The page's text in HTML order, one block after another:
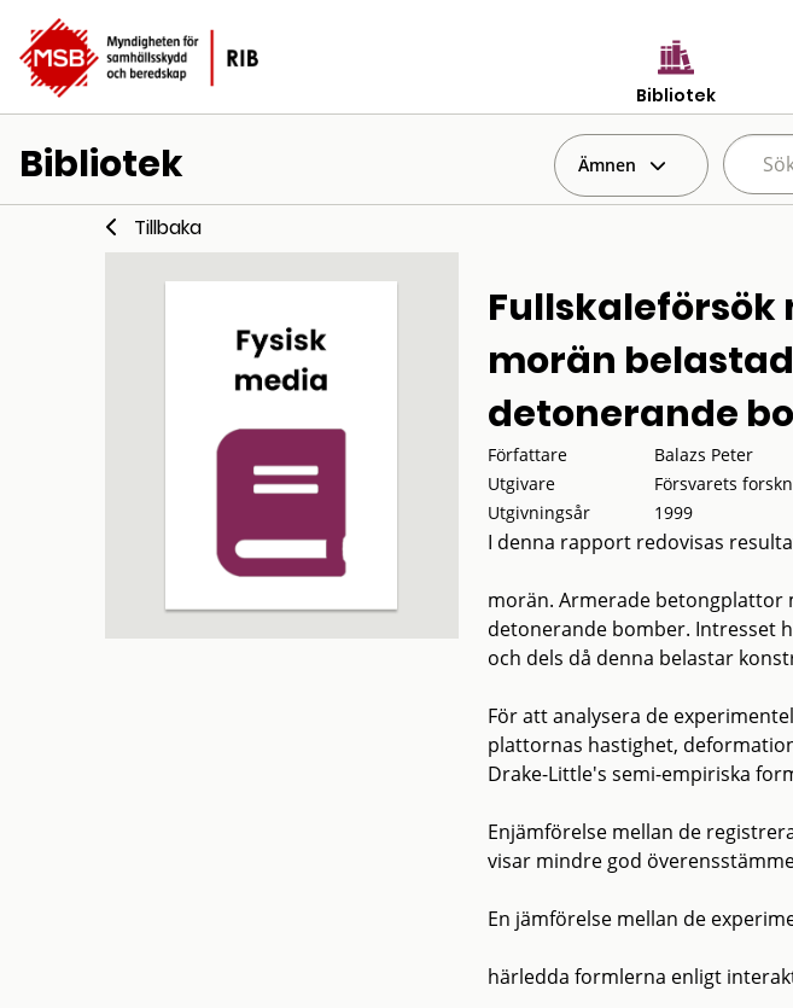
Bibliotek
Bibliotek Ämnen
Tillbaka
morän
detonerande
Författare
Balazs Peter
Utgivare
Försvarets
Utgivningsår
1999
I denna rapport redovisas
morän. Armerade betongplattor
detonerande bomber. Intresset
och dels då denna belastar
För att analysera de
plattornas hastighet,
Drake-Little's semi-empiriska
Enjämförelse mellan de
visar mindre god
En jämförelse mellan de
härledda formlerna enligt